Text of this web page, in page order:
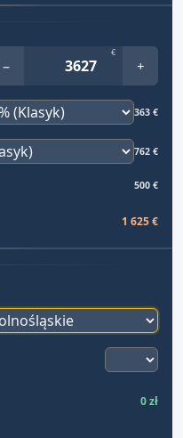
−
€
+
363 €
762 €
500 €
1 625 €
0 zł